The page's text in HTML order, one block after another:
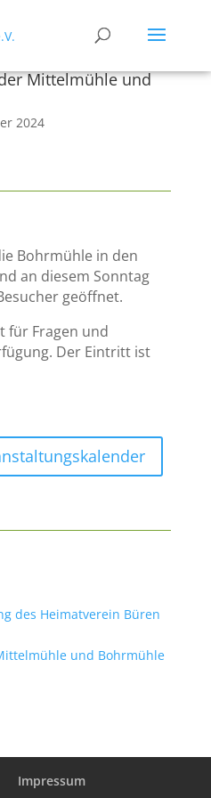
Mittelmühle und
2024
Bohrmühle in den
an diesem Sonntag
geöffnet.
für Fragen und
Der Eintritt ist
des Heimatverein Büren
und Bohrmühle
Impressum